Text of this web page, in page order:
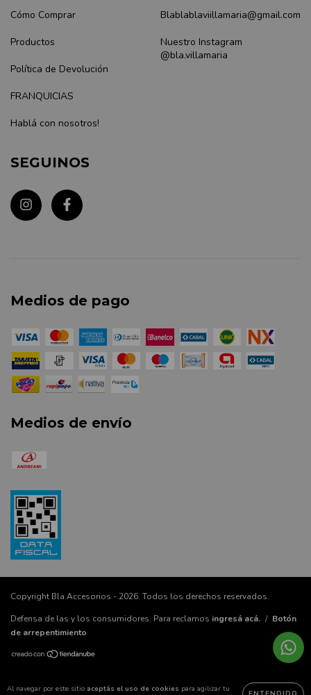
Al navegar por este sitio aceptás el uso de cookies para agilizar tu
Cómo Comprar
Productos
Política de Devolución
FRANQUICIAS
Hablá con nosotros!
Blablablaviillamaria@gmail.com
Nuestro Instagram
@bla.villamaria
SEGUINOS
Medios de pago
Medios de envío
Copyright Bla Accesorios - 2026. Todos los derechos reservados.
Defensa de las y los consumidores. Para reclamos ingresá acá. / Botón
de arrepentimiento